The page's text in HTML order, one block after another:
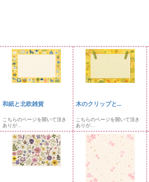
和紙と北欧雑貨
こちらのページを開いて頂き
ありが...
木のクリップと...
こちらのページを開いて頂き
ありが...